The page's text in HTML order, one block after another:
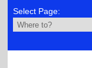
Select Page: